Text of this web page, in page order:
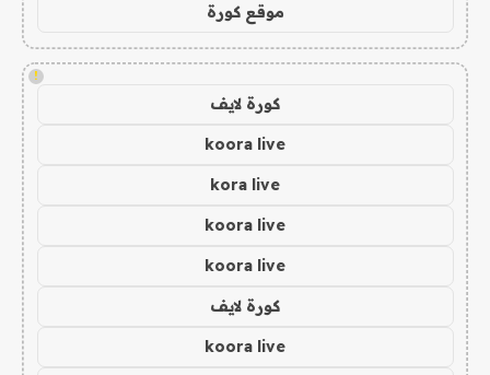
موقع كورة
!
كورة لايف
koora live
kora live
koora live
koora live
كورة لايف
koora live